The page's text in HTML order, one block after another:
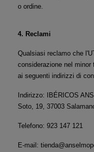
o ordine.
4. Reclami
Qualsiasi reclamo che
considerazione nel
ai seguenti indirizzi di
Indirizzo: IBÉRICOS
Soto, 19, 37003
Telefono: 923 147 121
E-mail: